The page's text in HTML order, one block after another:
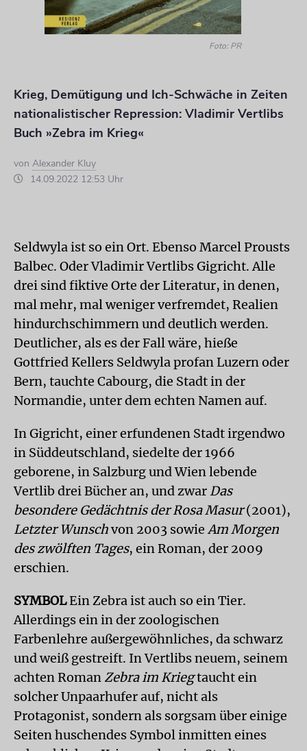
Foto: PR
Krieg, Demütigung und Ich-Schwäche in Zeiten
nationalistischer Repression: Vladimir Vertlibs
Buch »Zebra im Krieg«
von Alexander Kluy
14.09.2022 12:53 Uhr
Seldwyla ist so ein Ort. Ebenso Marcel Prousts
Balbec. Oder Vladimir Vertlibs Gigricht. Alle
drei sind fiktive Orte der Literatur, in denen,
mal mehr, mal weniger verfremdet, Realien
hindurchschimmern und deutlich werden.
Deutlicher, als es der Fall wäre, hieße
Gottfried Kellers Seldwyla profan Luzern oder
Bern, tauchte Cabourg, die Stadt in der
Normandie, unter dem echten Namen auf.
In Gigricht, einer erfundenen Stadt irgendwo
in Süddeutschland, siedelte der 1966
geborene, in Salzburg und Wien lebende
Vertlib drei Bücher an, und zwar Das
besondere Gedächtnis der Rosa Masur(2001),
Letzter Wunschvon 2003 sowie Am Morgen
des zwölften Tages, ein Roman, der 2009
erschien.
SYMBOLEin Zebra ist auch so ein Tier.
Allerdings ein in der zoologischen
Farbenlehre außergewöhnliches, da schwarz
und weiß gestreift. In Vertlibs neuem, seinem
achten Roman Zebra im Kriegtaucht ein
solcher Unpaarhufer auf, nicht als
Protagonist, sondern als sorgsam über einige
Seiten huschendes Symbol inmitten eines